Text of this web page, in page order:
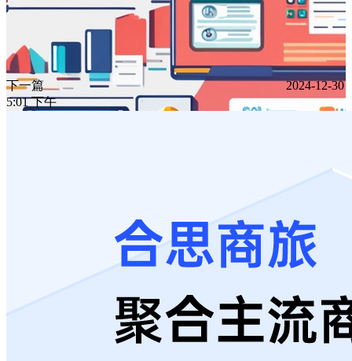
下一篇
2024-12-30
5:01 下午